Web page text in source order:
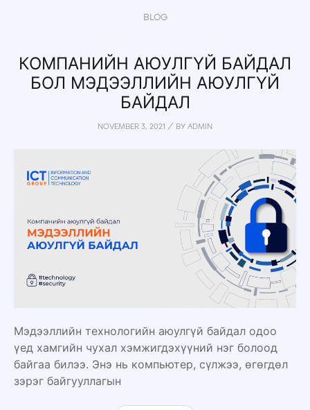
BLOG
КОМПАНИЙН АЮУЛГҮЙ БАЙДАЛ
БОЛ МЭДЭЭЛЛИЙН АЮУЛГҮЙ
БАЙДАЛ
NOVEMBER 3, 2021 / BY ADMIN
Мэдээллийн технологийн аюулгүй байдал одоо
үед хамгийн чухал хэмжигдэхүүний нэг болоод
байгаа билээ. Энэ нь компьютер, сүлжээ, өгөгдөл
зэрэг байгууллагын